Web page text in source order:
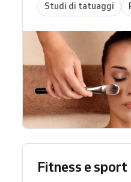
Studi di tatuaggi
Fitness e sport